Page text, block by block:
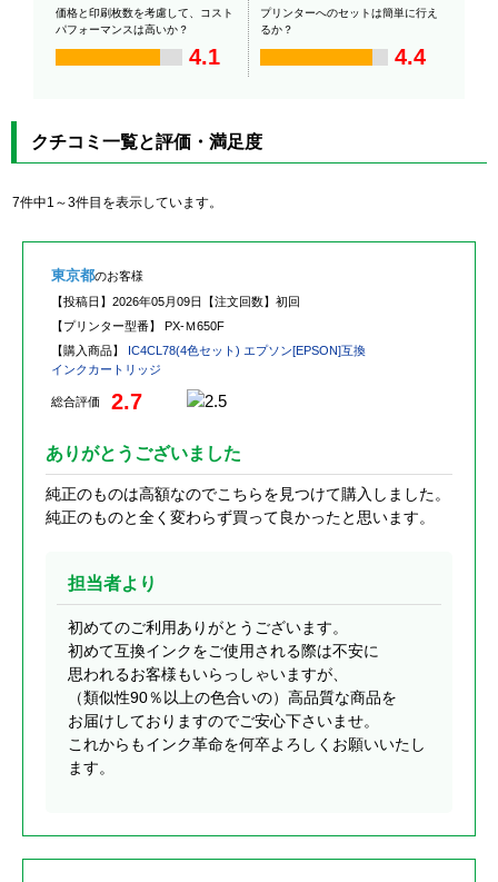
価格と印刷枚数を考慮して、コスト
パフォーマンスは高いか？
4.1
プリンターへのセットは簡単に行え
るか？
4.4
クチコミ一覧と評価・満足度
7件中1～3件目を表示しています。
東京都のお客様
【投稿日】 2026年05月09日 【注文回数】 初回
【プリンター型番】 PX-Ｍ650F
【購入商品】 IC4CL78(4色セット) エプソン[EPSON]互換
インクカートリッジ
総合評価 2.7
ありがとうございました
純正のものは高額なのでこちらを見つけて購入しました。
純正のものと全く変わらず買って良かったと思います。
担当者より
初めてのご利用ありがとうございます。
初めて互換インクをご使用される際は不安に
思われるお客様もいらっしゃいますが、
（類似性90％以上の色合いの）高品質な商品を
お届けしておりますのでご安心下さいませ。
これからもインク革命を何卒よろしくお願いいたし
ます。